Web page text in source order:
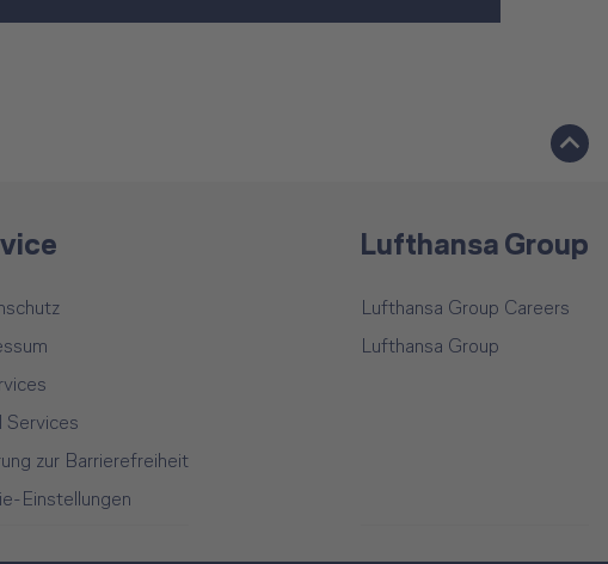
Services
zur Barrierefreiheit
Einstellungen
Lufthansa Group
Lufthansa Group Careers
Lufthansa Group